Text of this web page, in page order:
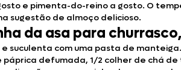
e pimenta-do-reino a gosto. O
sugestão de almoço delicioso.
da asa para
suculenta com uma pasta de
defumada, 1/2 colher de chá